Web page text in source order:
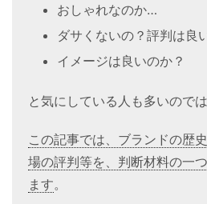
おしゃれなのか…
ダサくないの？評判は良
イメージは良いのか？
と気にしている人も多いので
この記事では、ブランドの歴
場の評判等を、判断材料の一
ます。